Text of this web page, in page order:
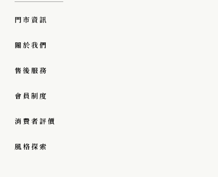
門市資訊
關於我們
售後服務
會員制度
消費者評價
風格探索